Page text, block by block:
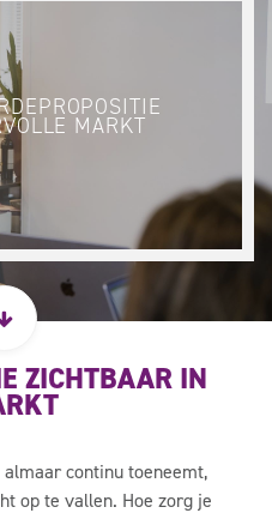
MARKT
ZICHTBAAR IN
continu toeneemt,
op te vallen. Hoe zorg je